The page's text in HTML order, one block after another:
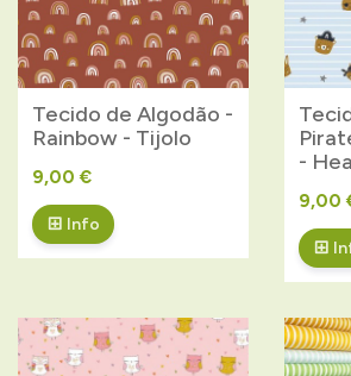
Tecido de Algodão -
Rainbow - Tijolo
9,00 €
Info
-
9,00